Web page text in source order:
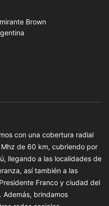
Brown
con una cobertura radial
de 60 km, cubriendo por
llegando a las localidades de
así también a las
Franco y ciudad del
Además, brindamos